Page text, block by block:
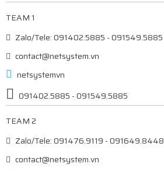
TEAM 1
Zalo/Tele: 091402.5885 - 091549.5885
contact@netsystem.vn
netsystemvn
091402.5885 - 091549.5885
TEAM 2
Zalo/Tele: 091476.9119 - 091649.8448
contact@netsystem.vn